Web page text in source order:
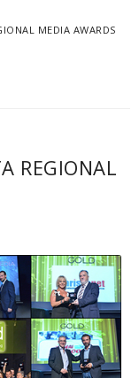
MEDIA AWARDS
REGIONAL